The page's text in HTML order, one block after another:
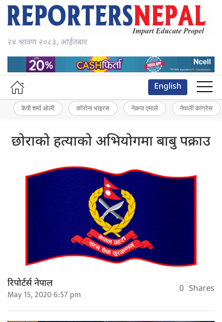
२४ श्रावण २०८३, आईतबार
English
केपी शर्मा ओली कोरोना भाइरस नेकपा एमाले नेपाली कांग्रेस
छोराको हत्याको अभियोगमा बाबु पक्राउ
रिपोर्टर्स नेपाल
May 15, 2020 6:57 pm 0 Shares